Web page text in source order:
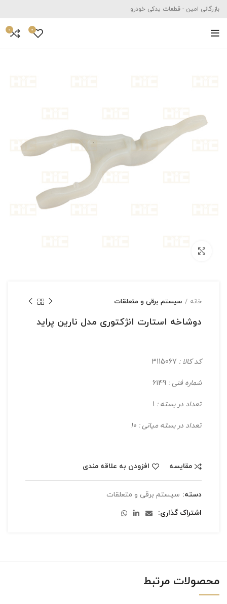
بازرگانی امین - قطعات یدکی خودرو
0
0
خانه سیستم برقی و متعلقات
دوشاخه استارت انژکتوری مدل نارین پراید
کد کالا :
شماره فنی :
تعداد در بسته :
تعداد در بسته میانی : 10
مقایسه افزودن به علاقه مندی
دسته: سیستم برقی و متعلقات
اشتراک گذاری
محصولات مرتبط